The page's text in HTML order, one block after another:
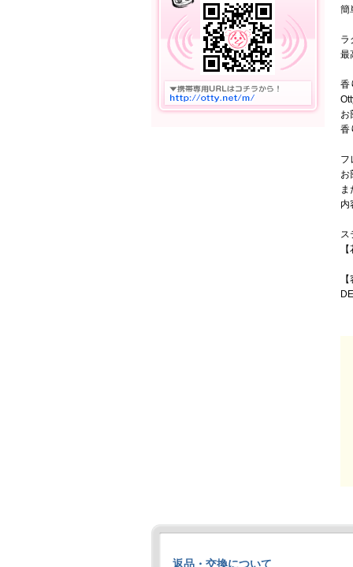
簡
ラ
最
香
お
香
フ
お
内
返品・交換について